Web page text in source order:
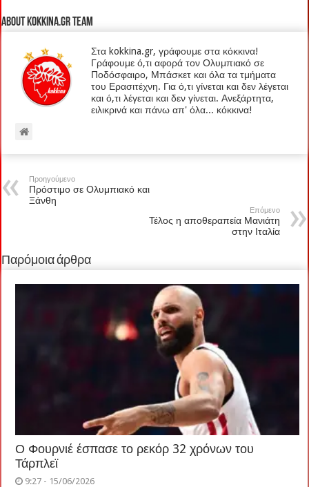
About kokkina.gr TEAM
Στα kokkina.gr, γράφουμε στα κόκκινα!
Γράφουμε ό,τι αφορά τον Ολυμπιακό σε
Ποδόσφαιρο, Μπάσκετ και όλα τα τμήματα
του Ερασιτέχνη. Για ό,τι γίνεται και δεν λέγεται
και ό,τι λέγεται και δεν γίνεται. Ανεξάρτητα,
ειλικρινά και πάνω απ' όλα... κόκκινα!
Προηγούμενο
Πρόστιμο σε Ολυμπιακό και
Ξάνθη
Επόμενο
Τέλος η αποθεραπεία Μανιάτη
στην Ιταλία
Παρόμοια άρθρα
Ο Φουρνιέ έσπασε το ρεκόρ 32 χρόνων του
Τάρπλεϊ
9:27 - 15/06/2026